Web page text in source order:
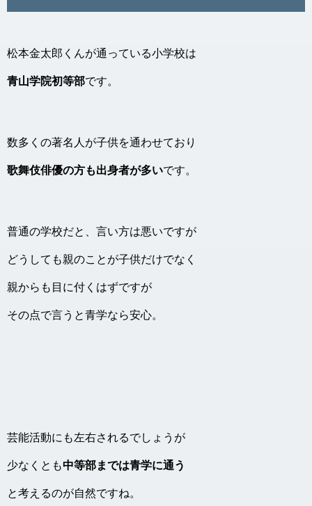
松本金太郎くんが通っている小学校は
青山学院初等部です。
数多くの著名人が子供を通わせており
歌舞伎俳優の方も出身者が多いです。
普通の学校だと、言い方は悪いですが
どうしても親のことが子供だけでなく
親からも目に付くはずですが
その点で言うと青学なら安心。
芸能活動にも左右されるでしょうが
少なくとも中等部までは青学に通う
と考えるのが自然ですね。